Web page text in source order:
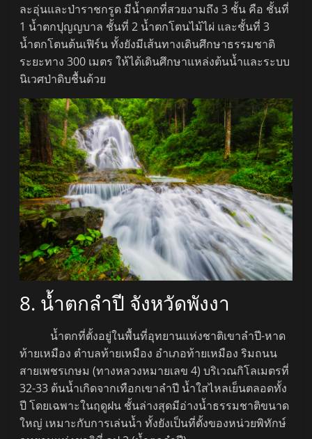
ละอุ่นและป่าราชกรูด มีน้ำตกที่สวยงามถึง 3 ชั้น คือ ชั้นที่
1 น้ำตกปุญญบาล ชั้นที่ 2 น้ำตกโตนไม้ไผ่ และชั้นที่ 3
น้ำตกโตนต้นเฟิร์น ทั้งยังมีเส้นทางเดินศึกษาธรรมชาติ
ระยะทาง 300 เมตร ให้ได้เดินศึกษาแหล่งต้นน้ำและระบบ
นิเวศป่าดิบชื้นด้วย
8. น้ำตกลำปี จังหวัดพังงา
น้ำตกที่ตั้งอยู่ในพื้นที่อุทยานแห่งชาติเขาลำปี-หาด
ท้ายเหมือง ตำบลท้ายเหมือง อำเภอท้ายเหมือง ริมถนน
สายเพชรเกษม (ทางหลวงหมายเลข 4) บริเวณกิโลเมตรที่
32-33 ต้นน้ำเกิดจากเทือกเขาลำปี น้ำใสไหลเย็นตลอดทั้ง
ปี โดยเฉพาะในฤดูฝน ชั้นล่างสุดมีอ่างน้ำธรรมชาติขนาด
ใหญ่ เหมาะกับการเล่นน้ำ ทั้งยังเป็นที่ตั้งของหน่วยพิทักษ์